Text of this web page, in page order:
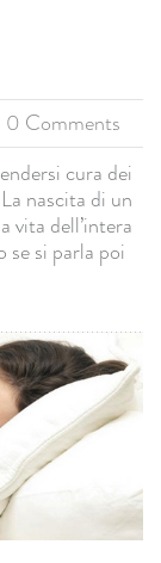
0 Comments
cura dei
nascita di un
vita dell’intera
si parla poi